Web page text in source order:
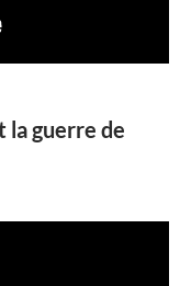
la guerre de